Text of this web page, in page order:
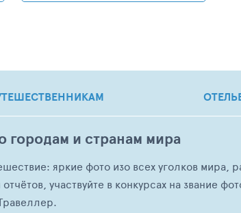
городам и странам мира
яркие фото изо всех уголков
участвуйте в конкурсах на звание